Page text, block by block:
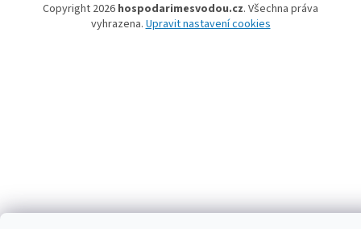
Copyright 2026 hospodarimesvodou.cz. Všechna práva
vyhrazena.Upravit nastavení cookies